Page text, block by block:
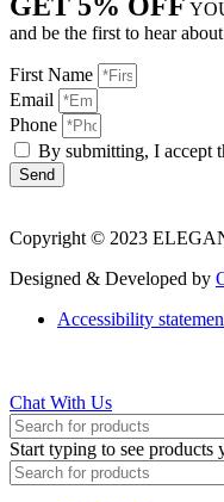
and be the first to hear
First Name
Email
Phone
By submitting, I accept
Send
Copyright © 2023
Designed & Developed by
Accessibility
Chat With Us
Start typing to see products